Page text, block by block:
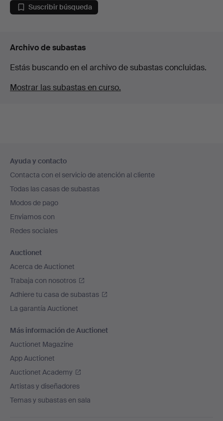
Suscribir búsqueda
Archivo de subastas
Estás buscando en el archivo de subastas concluidas.
Mostrar las subastas en curso.
en
el
pie
de
página
Ayuda y contacto
Contacta con el servicio de atención al cliente
Todas las casas de subastas
Modos de pago
Enviamos con
Redes sociales
Auctionet
Acerca de Auctionet
Trabaja con nosotros
Adhiere tu casa de subastas
La garantía Auctionet
Más información de Auctionet
Auctionet Magazine
App Auctionet
Auctionet Academy
Artistas y diseñadores
Temas y subastas en sala